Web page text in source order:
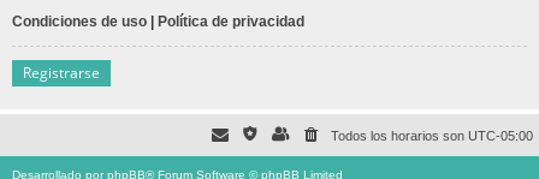
Condiciones de uso | Política de privacidad
Registrarse
Todos los horarios son UTC-05:00
Desarrollado porphpBB® Forum Software © phpBB Limited